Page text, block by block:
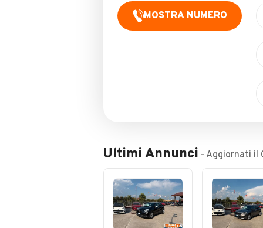
MOSTRA NUMERO
Ultimi Annunci - Aggiornati il